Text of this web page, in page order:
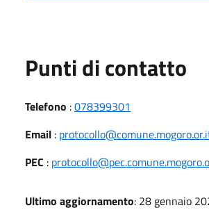
Punti di contatto
Telefono :078399301
Email :
PEC :
Ultimo aggiornamento: 28 gennaio